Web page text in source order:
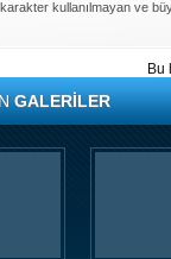
kullanılmayan ve
Bu
GALERİLER